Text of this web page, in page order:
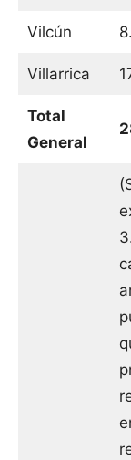
Vilcún
Villarrica
Total
General